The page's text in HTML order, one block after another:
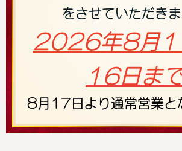
をさせていただきま
2026年8月
16日ま
8月17日より通常営業と